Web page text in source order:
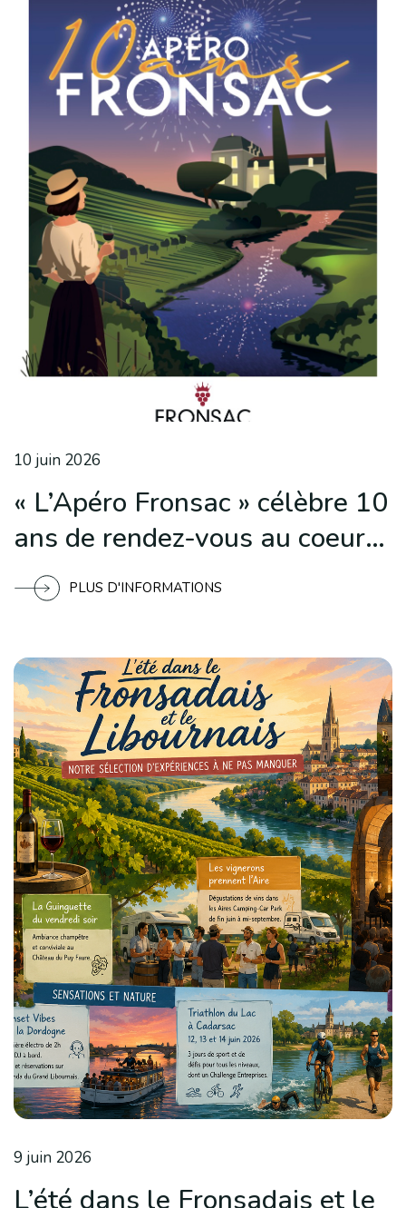
10 juin 2026
« L’Apéro Fronsac » célèbre 10
ans de rendez-vous au coeur
du vignoble fronsadais
PLUS D'INFORMATIONS
9 juin 2026
L’été dans le Fronsadais et le